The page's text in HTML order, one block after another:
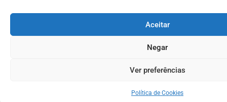
Aceitar
Negar
Ver preferências
Política de Cookies